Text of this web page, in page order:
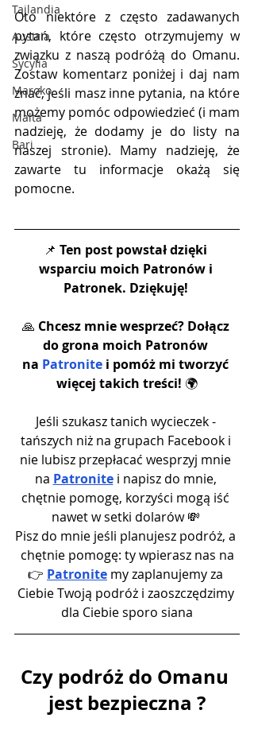
Tajlandia
Austria
Sycylia
Maroko
Malta
Bari
Oto niektóre z często zadawanych
pytań, które często otrzymujemy w
związku z naszą podróżą do Omanu.
Zostaw komentarz poniżej i daj nam
znać, jeśli masz inne pytania, na które
możemy pomóc odpowiedzieć (i mam
nadzieję, że dodamy je do listy na
naszej stronie). Mamy nadzieję, że
zawarte tu informacje okażą się
pomocne.
📌 Ten post powstał dzięki
wsparciu moich Patronów i
Patronek. Dziękuję!
🙏 Chcesz mnie wesprzeć? Dołącz
do grona moich Patronów
na Patronite i pomóż mi tworzyć
więcej takich treści! 🌍
Jeśli szukasz tanich wycieczek -
tańszych niż na grupach Facebook i
nie lubisz przepłacać wesprzyj mnie
na Patronite i napisz do mnie,
chętnie pomogę, korzyści mogą iść
nawet w setki dolarów 💸
Pisz do mnie jeśli planujesz podróż, a
chętnie pomogę: ty wpierasz nas na
👉 Patronite my zaplanujemy za
Ciebie Twoją podróż i zaoszczędzimy
dla Ciebie sporo siana
Czy podróż do Omanu
jest bezpieczna ?